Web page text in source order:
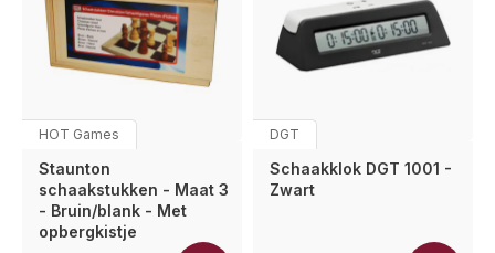
HOT Games
Staunton
schaakstukken - Maat 3
- Bruin/blank - Met
opbergkistje
DGT
Schaakklok DGT 1001 -
Zwart